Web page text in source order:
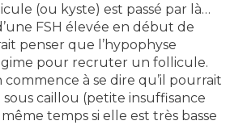
(ou kyste) est passé par là…
FSH élevée en début de
penser que l’hypophyse
pour recruter un follicule.
commence à se dire qu’il pourrait
sous caillou (petite insuffisance
temps si elle est très basse